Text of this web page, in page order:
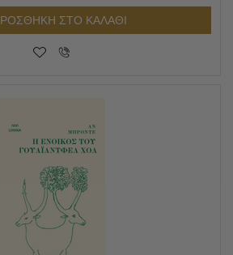
ΣΤΟ ΚΑΛΑΘΙ